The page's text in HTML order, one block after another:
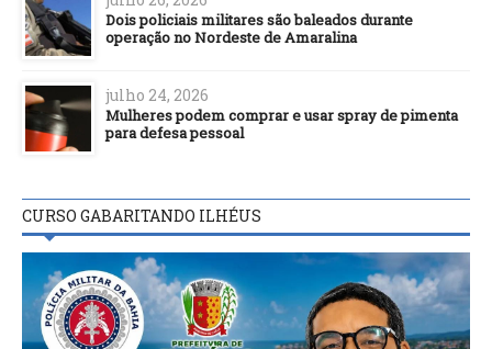
Dois policiais militares são baleados durante
operação no Nordeste de Amaralina
julho 24, 2026
Mulheres podem comprar e usar spray de pimenta
para defesa pessoal
CURSO GABARITANDO ILHÉUS